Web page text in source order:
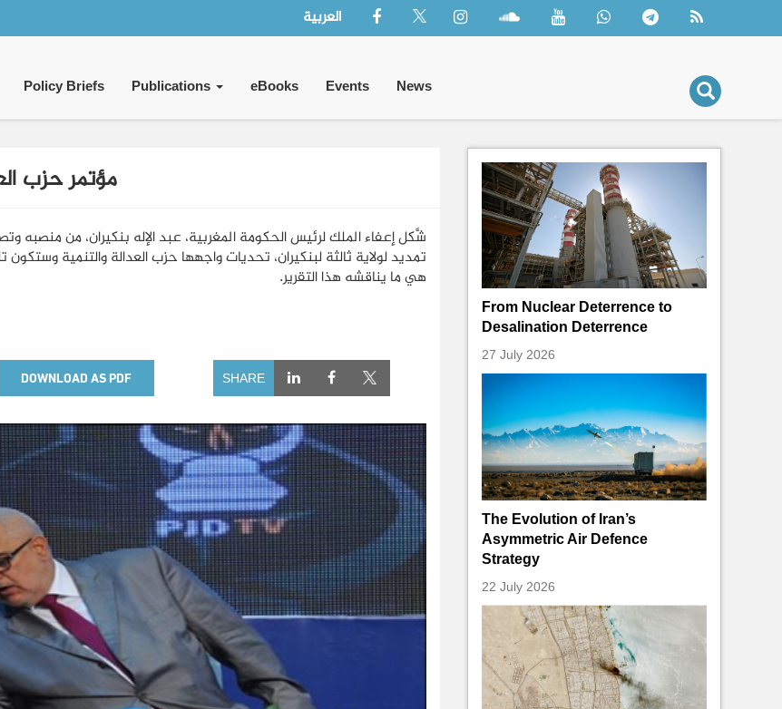
العربية
Policy Briefs Publications eBooks Events News
مؤتمر حزب
شَّكل إعفاء الملك لرئيس الحكومة المغربية، عبد الإله بنكيران، من منصبه
تمديد لولاية ثالثة لبنكيران، تحديات واجهها حزب العدالة والتنمية
هي ما يناقشه هذا التقرير.
DOWNLOAD AS PDF SHARE
From Nuclear Deterrence to
Desalination Deterrence
27 July 2026
The Evolution of Iran’s
Asymmetric Air Defence
Strategy
22 July 2026